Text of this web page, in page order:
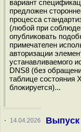
вариант
предложен
процесса
(любой при
опубликовать
примечателен
авторизации
устанавливаемого
DNS8 (без
таблице состояния
блокируется)...
· 14.04.2026 Выпуск